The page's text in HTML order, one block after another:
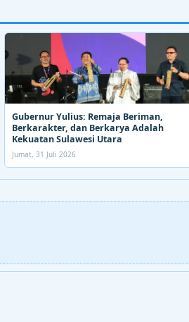
Gubernur Yulius: Remaja Beriman,
Berkarakter, dan Berkarya Adalah
Kekuatan Sulawesi Utara
Jumat, 31 Juli 2026